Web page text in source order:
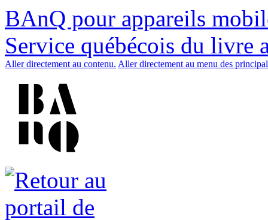
BAnQ pour appareils
Service québécois du livre
Aller directement au contenu. Aller directement au menu des